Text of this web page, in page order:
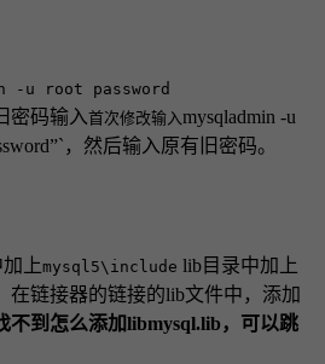
-u root password
密码输入首次修改输入mysqladmin -u
，然后输入原有旧密码。
上mysql5\include lib目录中加上
在链接器的链接的lib文件中，添加
不到怎么添加libmysql.lib，可以跳